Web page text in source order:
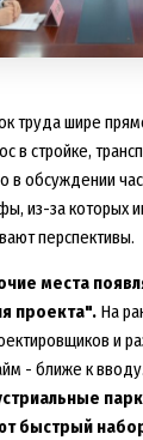
труда шире
в стройке,
в обсуждении
из-за которых
перспективы.
места
проекта".На
и
- ближе к вводу.
быстрый